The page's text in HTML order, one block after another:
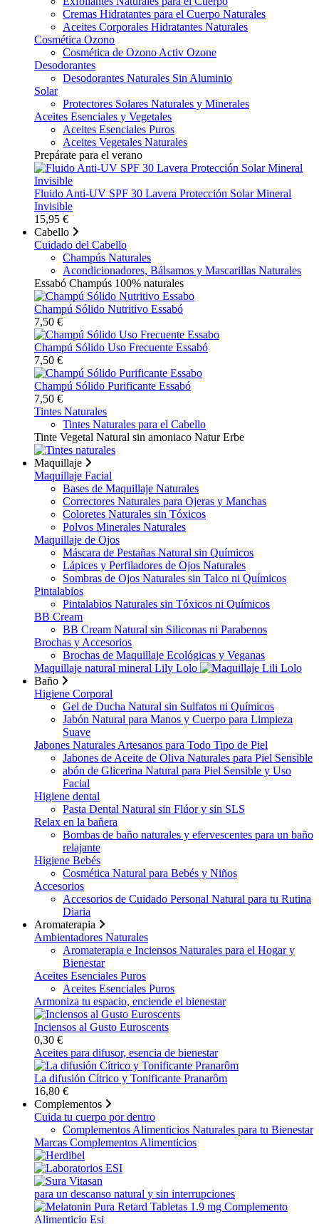
Cremas Hidratantes para el Cuerpo Naturales
Aceites Corporales Hidratantes Naturales
Cosmética Ozono
Cosmética de Ozono Activ Ozone
Desodorantes
Desodorantes Naturales Sin Aluminio
Solar
Protectores Solares Naturales y Minerales
Aceites Esenciales y Vegetales
Aceites Esenciales Puros
Aceites Vegetales Naturales
Prepárate para el verano
Fluido Anti-UV SPF 30 Lavera Protección Solar Mineral
Invisible
15,95 €
Cabello
Cuidado del Cabello
Champús Naturales
Acondicionadores, Bálsamos y Mascarillas Naturales
Essabó Champús 100% naturales
Champú Sólido Nutritivo Essabó
7,50 €
Champú Sólido Uso Frecuente Essabó
7,50 €
Champú Sólido Purificante Essabó
7,50 €
Tintes Naturales
Tintes Naturales para el Cabello
Tinte Vegetal Natural sin amoniaco Natur Erbe
Maquillaje
Maquillaje Facial
Bases de Maquillaje Naturales
Correctores Naturales para Ojeras y Manchas
Coloretes Naturales sin Tóxicos
Polvos Minerales Naturales
Maquillaje de Ojos
Máscara de Pestañas Natural sin Químicos
Lápices y Perfiladores de Ojos Naturales
Sombras de Ojos Naturales sin Talco ni Químicos
Pintalabios
Pintalabios Naturales sin Tóxicos ni Químicos
BB Cream
BB Cream Natural sin Siliconas ni Parabenos
Brochas y Accesorios
Brochas de Maquillaje Ecológicas y Veganas
Maquillaje natural mineral Lily Lolo
Baño
Higiene Corporal
Gel de Ducha Natural sin Sulfatos ni Químicos
Jabón Natural para Manos y Cuerpo para Limpieza
Suave
Jabones Naturales Artesanos para Todo Tipo de Piel
Jabones de Aceite de Oliva Naturales para Piel Sensible
abón de Glicerina Natural para Piel Sensible y Uso
Facial
Higiene dental
Pasta Dental Natural sin Flúor y sin SLS
Relax en la bañera
Bombas de baño naturales y efervescentes para un baño
relajante
Higiene Bebés
Cosmética Natural para Bebés y Niños
Accesorios
Accesorios de Cuidado Personal Natural para tu Rutina
Diaria
Aromaterapia
Ambientadores Naturales
Aromaterapia e Inciensos Naturales para el Hogar y
Bienestar
Aceites Esenciales Puros
Aceites Esenciales Puros
Armoniza tu espacio, enciende el bienestar
Inciensos al Gusto Euroscents
0,30 €
Aceites para difusor, esencia de bienestar
La difusión Cítrico y Tonificante Pranarôm
16,80 €
Complementos
Cuida tu cuerpo por dentro
Complementos Alimenticios Naturales para tu Bienestar
Marcas Complementos Alimenticios
para un descanso natural y sin interrupciones